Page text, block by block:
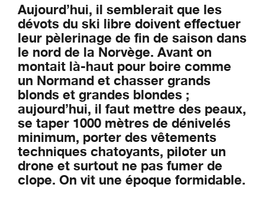
Aujourd’hui, il semblerait que les
dévots du ski libre doivent effectuer
leur pèlerinage de fin de saison dans
le nord de la Norvège. Avant on
montait là-haut pour boire comme
un Normand et chasser grands
blonds et grandes blondes ;
aujourd’hui, il faut mettre des peaux,
se taper 1000 mètres de dénivelés
minimum, porter des vêtements
techniques chatoyants, piloter un
drone et surtout ne pas fumer de
clope. On vit une époque formidable.